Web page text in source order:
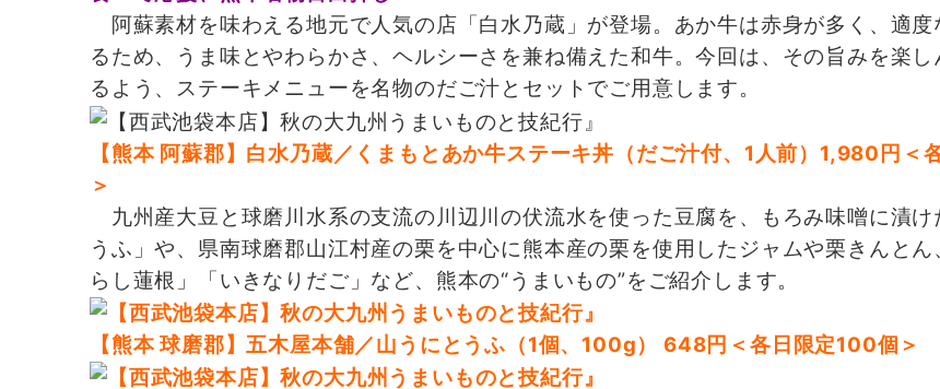
阿蘇素材を味わえる地元で人気の店「白水乃蔵」が登場。あか牛は赤身が多く、適度
るため、うま味とやわらかさ、ヘルシーさを兼ね備えた和牛。今回は、その旨みを楽し
るよう、ステーキメニューを名物のだご汁とセットでご用意します。
【熊本 阿蘇郡】白水乃蔵／くまもとあか牛ステーキ丼（だご汁付、1人前）1,980円＜
＞
九州産大豆と球磨川水系の支流の川辺川の伏流水を使った豆腐を、もろみ味噌に漬け
うふ」や、県南球磨郡山江村産の栗を中心に熊本産の栗を使用したジャムや栗きんと
らし蓮根」「いきなりだご」など、熊本の“うまいもの”をご紹介します。
【熊本 球磨郡】五木屋本舗／山うにとうふ（1個、100g） 648円＜各日限定100個＞